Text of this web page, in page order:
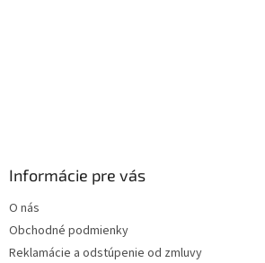
Informácie pre vás
O nás
Obchodné podmienky
Reklamácie a odstúpenie od zmluvy